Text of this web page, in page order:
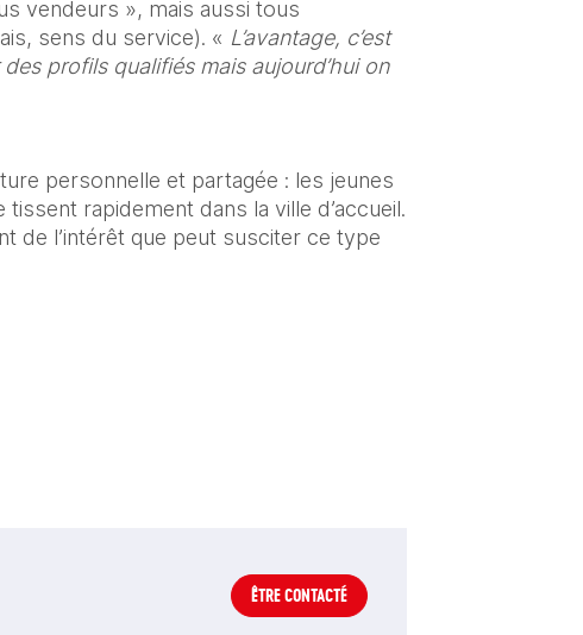
vendeurs », mais aussi tous
sens du service). « L’avantage, c’est
profils qualifiés mais aujourd’hui on
personnelle et partagée : les jeunes
rapidement dans la ville d’accueil.
de l’intérêt que peut susciter ce type
ÊTRE CONTACTÉ